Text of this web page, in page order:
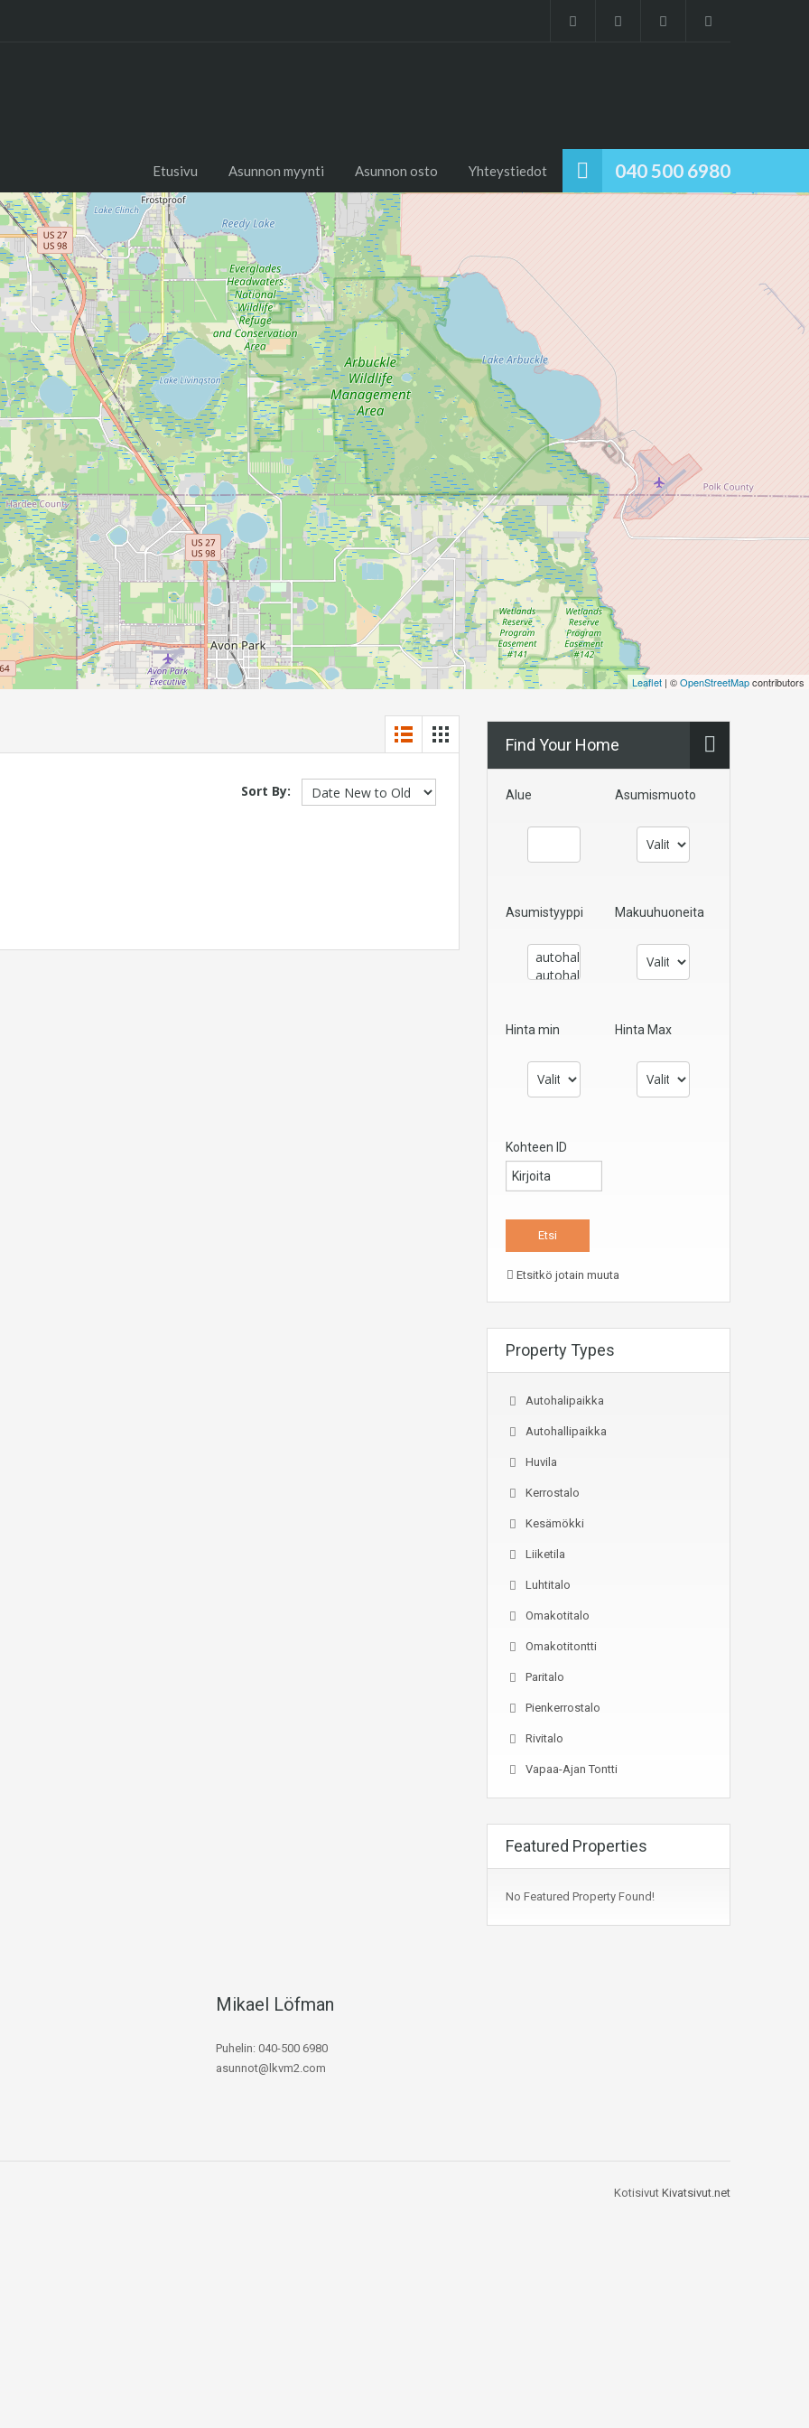
040 500 6980
Etusivu Asunnon myynti Asunnon osto Yhteystiedot
Leaflet | ©OpenStreetMapcontributors
Sort By:
Find Your Home
Alue Asumismuoto
Asumistyyppi Makuuhuoneita
Hinta min Hinta Max
Kohteen ID
Etsitkö jotain muuta
Property Types
Autohalipaikka
Autohallipaikka
Huvila
Kerrostalo
Kesämökki
Liiketila
Luhtitalo
Omakotitalo
Omakotitontti
Paritalo
Pienkerrostalo
Rivitalo
Vapaa-Ajan Tontti
Featured Properties
No Featured Property Found!
Mikael Löfman
Puhelin: 040-500 6980
asunnot@lkvm2.com
Kotisivut Kivatsivut.net